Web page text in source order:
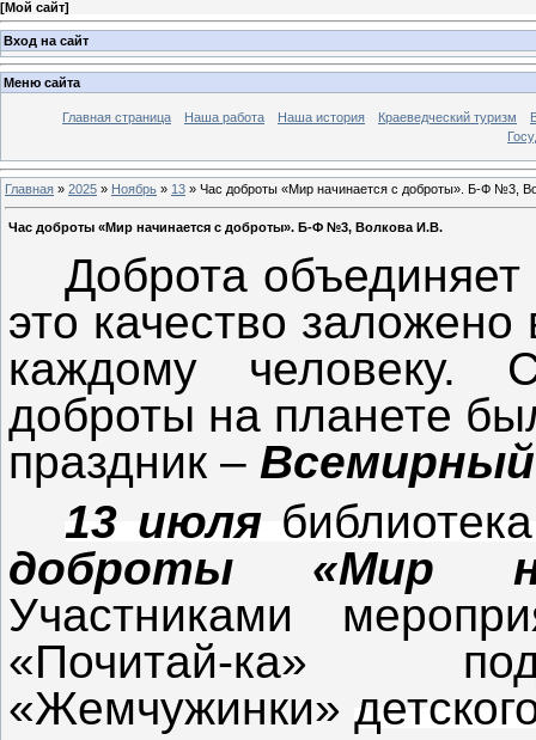
[Мой сайт]
Вход на сайт
Меню сайта
Главная страница Наша работа Наша история Краеведческий туризм
Главная » 2025 » Ноябрь » 13 » Час доброты «Мир начинается с доброты». Б-Ф №3,
Час доброты «Мир начинается с доброты». Б-Ф №3, Волкова И.В.
Доброта
это качество
каждому человеку.
доброты на планете
праздник –
13 июля
доброты «Мир
Участниками
«Почитай-ка»
«Жемчужинки»